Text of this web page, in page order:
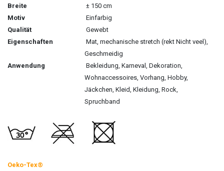
Breite
± 150 cm
Motiv
Einfarbig
Qualität
Gewebt
Eigenschaften
Mat, mechanische stretch (rekt Nicht veel),
Geschmeidig
Anwendung
Bekleidung, Karneval, Dekoration,
Wohnaccessoires, Vorhang, Hobby,
Jäckchen, Kleid, Kleidung, Rock,
Spruchband
Oeko-Tex®